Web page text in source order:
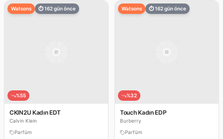
Watsons ⏱162gün önce
%55
CKIN2U Kadın EDT
Calvin Klein
Parfüm
Watsons ⏱162gün önce
%32
Touch Kadın EDP
Burberry
Parfüm